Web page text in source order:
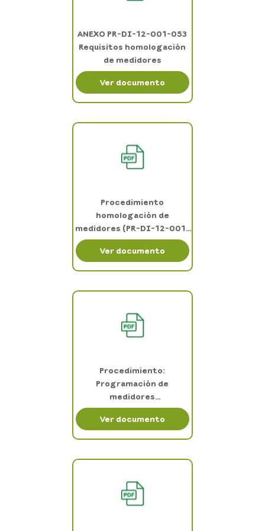
ANEXO PR-DI-12-001-053
Requisitos homologación
de medidores
Ver documento
Procedimiento
homologación de
medidores (PR-DI-12-001-
053)
Ver documento
Procedimiento:
Programación de
medidores
multifuncionales
Ver documento